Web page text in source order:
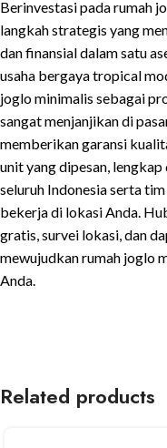
Berinvestasi pada rumah
langkah strategis yang
dan finansial dalam satu
usaha bergaya tropical
joglo minimalis sebagai
sangat menjanjikan di
memberikan garansi
unit yang dipesan,
seluruh Indonesia serta
bekerja di lokasi Anda.
gratis, survei lokasi, dan
mewujudkan rumah joglo
Anda.
Related products